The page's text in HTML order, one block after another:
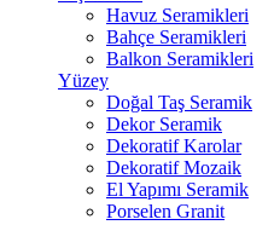
Havuz Seramikleri
Bahçe Seramikleri
Balkon Seramikleri
Yüzey
Doğal Taş Seramik
Dekor Seramik
Dekoratif Karolar
Dekoratif Mozaik
El Yapımı Seramik
Porselen Granit